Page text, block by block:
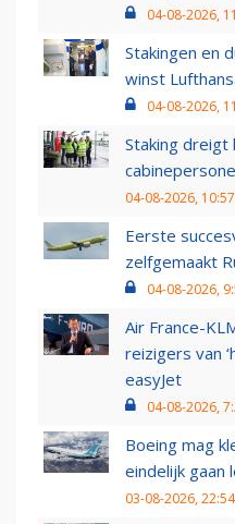
04-08-2026,
Stakingen en
winst
04-08-2026,
Staking dreigt
04-08-2026, 10:57
Eerste
zelfgemaakt
04-08-2026,
Air France-
reizigers van
easyJet
04-08-2026,
Boeing mag
eindelijk gaan
03-08-2026, 22:54